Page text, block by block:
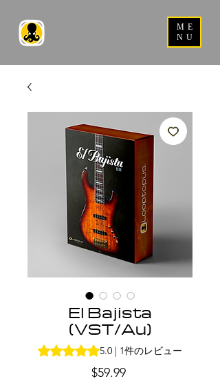
ME
NU
El Bajista
(VST/Au)
評価は1件のレビューに基づき、5つ
5.0 | 1件のレビュー
$59.99価